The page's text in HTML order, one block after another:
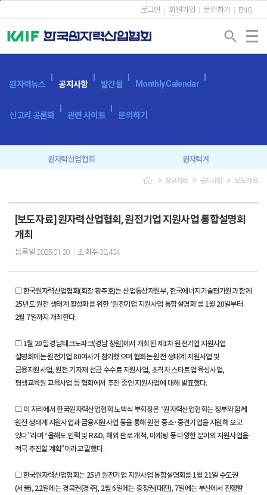
로그인 회원가입 문의하기 ENG
search
원자력뉴스 공지사항 발간물 Monthly Calendar
신고리 공론화 관련 사이트 문의하기
원자력산업협회 원자력계
navigate_next 정보자료 navigate_next 공지사항 navigate_next 보도자료
[보도자료] 원자력산업협회, 원전기업 지원사업 통합설명회
개최
등록일 2025.01.20 조회수 32,404
□ 한국원자력산업협회(회장 황주호)는 산업통상자원부, 한국에너지기술평가원과 함께
25년도 원전 생태계 활성화를 위한 ‘원전기업 지원사업 통합설명회’를 1월 20일부터
2월 7일까지 개최한다.
□ 1월 20일 경남테크노파크(경남 창원)에서 개최된 제1차 원전기업 지원사업
설명회에는 원전기업 80여사가 참가했으며 협회는 원전 생태계 지원사업 및
금융지원사업, 원전 기자재 선금 수수료 지원사업, 초격차 스타트업 육성사업,
평생교육원 교육사업 등 협회에서 추진 중인 지원사업에 대해 발표했다.
□ 이 자리에서 한국원자력산업협회 노백식 부회장은 “원자력산업협회는 정부와 함께
원전 생태계 지원사업과 금융지원사업 등을 통해 원전 중소·중견기업을 지원해 오고
있다”라며 “올해도 인력 및 R&D, 해외 판로 개척, 마케팅 등 다양한 분야의 지원사업을
적극 추진할 계획”이라고 말했다.
□ 한국원자력산업협회는 25년 원전기업 지원사업 통합설명회를 1월 21일 수도권
(서울), 22일에는 경북권(경주), 2월 6일에는 충청권(대전), 7일에는 부산에서 진행할